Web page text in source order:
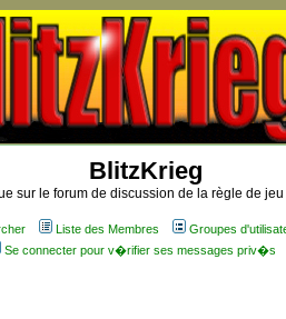
BlitzKrieg
sur le forum de discussion de la règle de
Liste des Membres Groupes
Se connecter pour v�rifier ses messages priv�s